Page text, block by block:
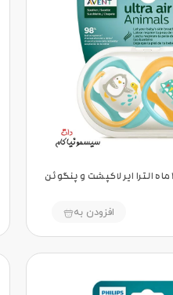
پستانک اونت ۶ تا ۱۸ ماه الترا ایر لاکپشت و پنگوئن
افزودن به